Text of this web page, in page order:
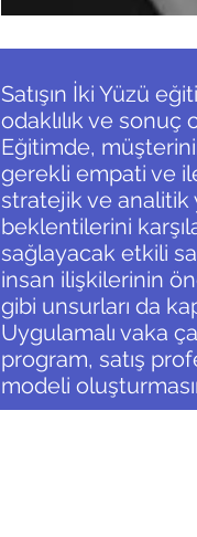
Satışın İki Yüzü
odaklılık ve sonuç
Eğitimde,
gerekli empati ve
stratejik ve analitik
beklentilerini
sağlayacak etkili
insan ilişkilerinin
gibi unsurları da
Uygulamalı vaka
program, satış
modeli